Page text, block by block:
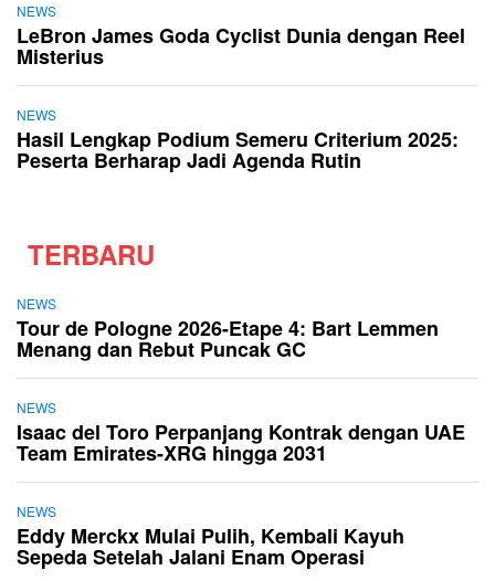
NEWS
LeBron James Goda Cyclist Dunia dengan Reel
Misterius
NEWS
Hasil Lengkap Podium Semeru Criterium 2025:
Peserta Berharap Jadi Agenda Rutin
TERBARU
NEWS
Tour de Pologne 2026-Etape 4: Bart Lemmen
Menang dan Rebut Puncak GC
NEWS
Isaac del Toro Perpanjang Kontrak dengan UAE
Team Emirates-XRG hingga 2031
NEWS
Eddy Merckx Mulai Pulih, Kembali Kayuh
Sepeda Setelah Jalani Enam Operasi